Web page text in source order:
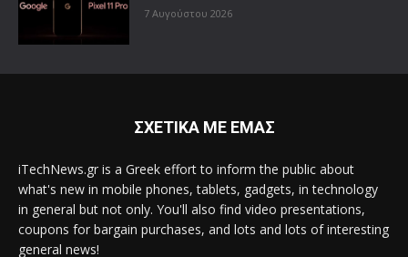
7 Αυγούστου 2026
ΣΧΕΤΙΚΑ ΜΕ ΕΜΑΣ
iTechNews.gr is a Greek effort to inform the public about
what's new in mobile phones, tablets, gadgets, in technology
in general but not only. You'll also find video presentations,
coupons for bargain purchases, and lots and lots of interesting
general news!